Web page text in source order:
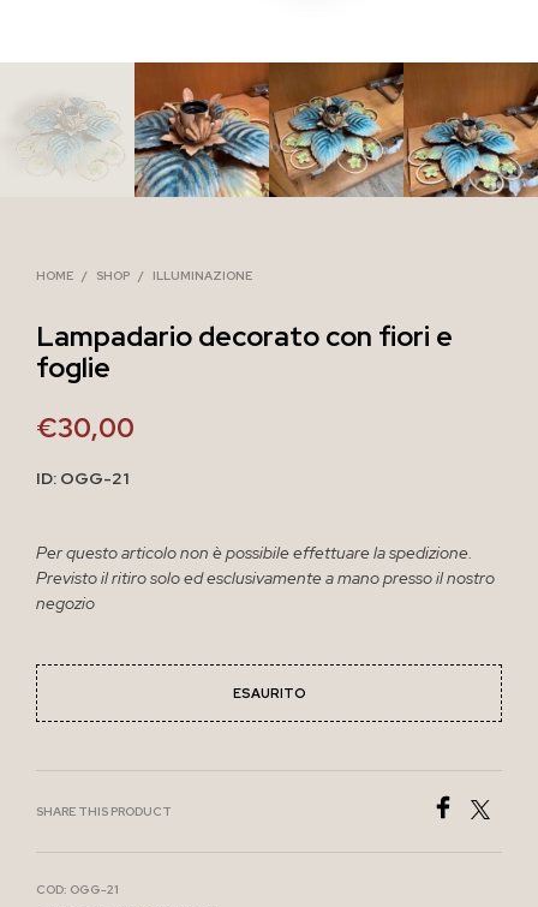
HOME / SHOP / ILLUMINAZIONE
Lampadario decorato con fiori e
foglie
€30,00
ID: OGG-21
Per questo articolo non è possibile effettuare la spedizione.
Previsto il ritiro solo ed esclusivamente a mano presso il nostro
negozio
ESAURITO
SHARE THIS PRODUCT
COD: OGG-21